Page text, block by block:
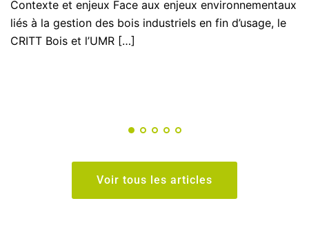
Contexte et enjeux Face aux enjeux environnementaux
liés à la gestion des bois industriels en fin d’usage, le
CRITT Bois et l’UMR […]
Voir tous les articles